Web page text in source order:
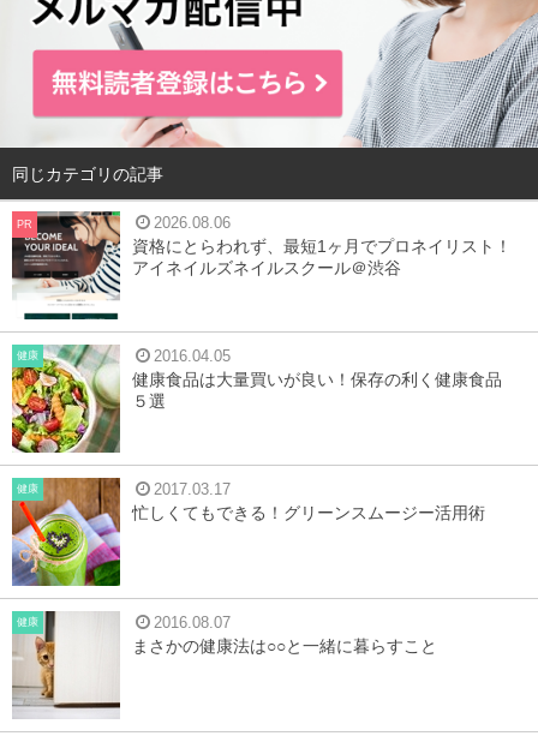
同じカテゴリの記事
PR 2026.08.06
資格にとらわれず、最短1ヶ月でプロネイリスト！
アイネイルズネイルスクール＠渋谷
健康 2016.04.05
健康食品は大量買いが良い！保存の利く健康食品
５選
健康 2017.03.17
忙しくてもできる！グリーンスムージー活用術
健康 2016.08.07
まさかの健康法は○○と一緒に暮らすこと